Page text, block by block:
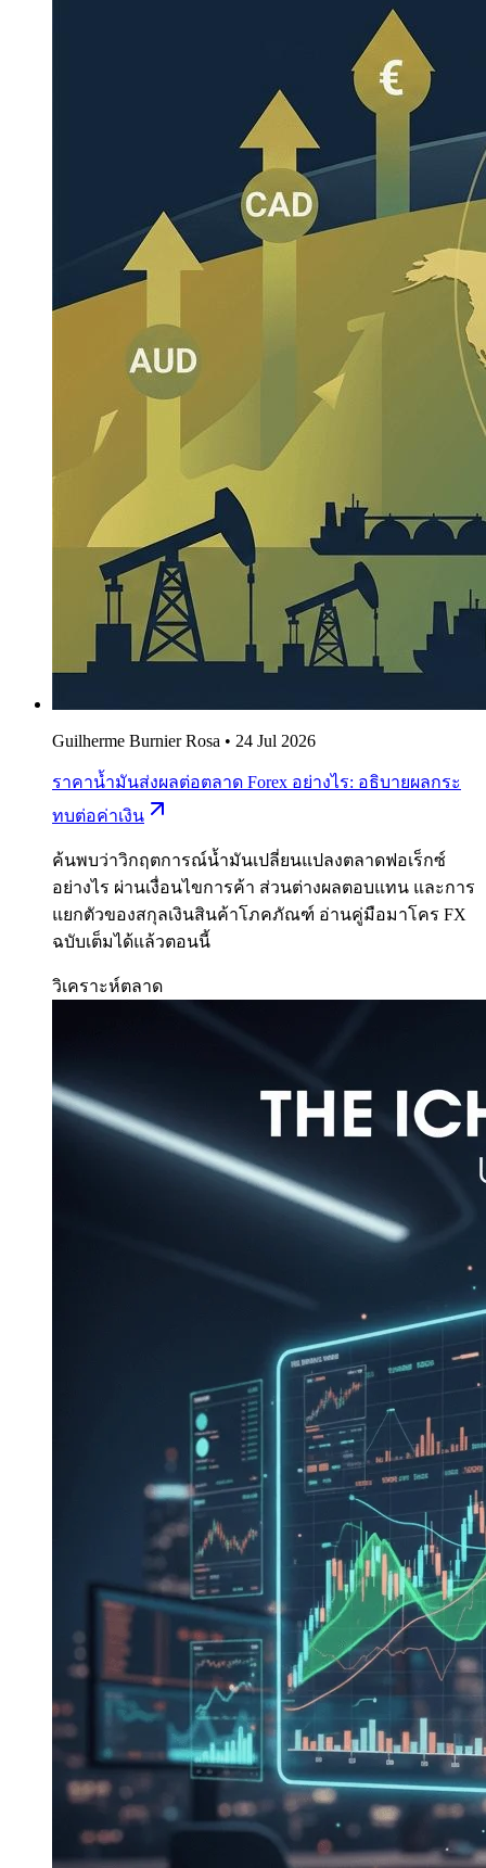
Guilherme Burnier Rosa • 24 Jul 2026
ราคาน้ำมันส่งผลต่อตลาด Forex อย่างไร: อธิบายผลกระ
ทบต่อค่าเงิน
ค้นพบว่าวิกฤตการณ์น้ำมันเปลี่ยนแปลงตลาดฟอเร็กซ์
อย่างไร ผ่านเงื่อนไขการค้า ส่วนต่างผลตอบแทน และการ
แยกตัวของสกุลเงินสินค้าโภคภัณฑ์ อ่านคู่มือมาโคร FX
ฉบับเต็มได้แล้วตอนนี้
วิเคราะห์ตลาด